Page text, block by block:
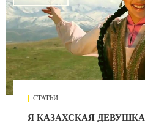
СТАТЬИ
Я КАЗАХСКАЯ ДЕВУШКА